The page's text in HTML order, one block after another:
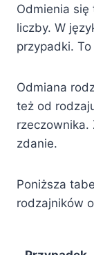
Odmienia się
liczby. W
przypadki.
Odmiana
też od
rzeczownika.
zdanie.
Poniższa
rodzajników